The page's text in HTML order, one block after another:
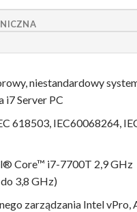
niestandardowy
i7 Server PC
618503, IEC60068264,
Core™ i7-7700T 2,9 GHz
3,8 GHz)
zarządzania Intel vPro,